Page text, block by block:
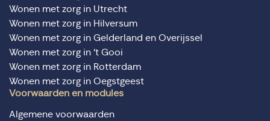
Wonen met zorg in Utrecht
Wonen met zorg in Hilversum
Wonen met zorg in Gelderland en Overijssel
Wonen met zorg in ‘t Gooi
Wonen met zorg in Rotterdam
Wonen met zorg in Oegstgeest
Voorwaarden en modules
Algemene voorwaarden